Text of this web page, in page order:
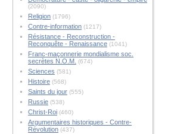
(2090)
Religion(1796)
Contre-information(1217)
Résistance - Reconstruction -
Reconquête - Renaissance(1041)
Franc-maçonnerie mondialisme soc.
secrètes N.O.M. (674)
Sciences (581)
Histoire(568)
Saints du jour(555)
Russie(538)
Christ-Roi(460)
Argumentaires historiques - Contre-
Révolution(437)